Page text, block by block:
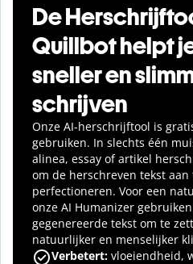
De
Quillbot helpt
sneller en
schrijven
Onze AI-herschrijftool is
gebruiken. In slechts één
alinea, essay of artikel
om de herschreven tekst
perfectioneren. Voor een
onze AI Humanizer
gegenereerde tekst om te
natuurlijker en menselijker
Verbetert: vloeiendheid,